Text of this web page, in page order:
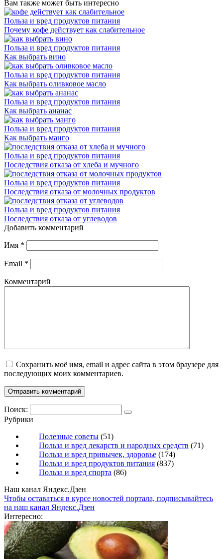
Вам также может быть интересно
Польза и вред продуктов питания
Почему кофе действует как слабительное
Польза и вред продуктов питания
Как выбрать вино
Польза и вред продуктов питания
Как выбрать оливковое масло
Польза и вред продуктов питания
Как выбрать ананас
Польза и вред продуктов питания
Как выбрать манго
Польза и вред продуктов питания
Последствия отказа от хлеба и мучного
Польза и вред продуктов питания
Последствия отказа от молочных продуктов
Польза и вред продуктов питания
Последствия отказа от углеводов
Добавить комментарий
Имя *
Email *
Комментарий
Сохранить моё имя, email и адрес сайта в этом браузере для
последующих моих комментариев.
Поиск:
Рубрики
Полезные советы (51)
Польза и вред лекарств и народных средств (71)
Польза и вред привычек, здоровье (174)
Польза и вред продуктов питания (837)
Польза и вред спорта (86)
Наш канал Яндекс.Дзен
Чтобы оставаться в курсе новостей портала, подписывайтесь
на наш канал Яндекс.Дзен
Интересно: